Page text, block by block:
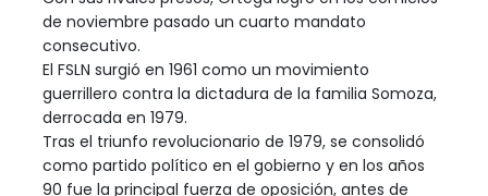
de noviembre pasado un cuarto mandato
consecutivo.
El FSLN surgió en 1961 como un movimiento
guerrillero contra la dictadura de la familia Somoza,
derrocada en 1979.
Tras el triunfo revolucionario de 1979, se consolidó
como partido político en el gobierno y en los años
90 fue la principal fuerza de oposición, antes de